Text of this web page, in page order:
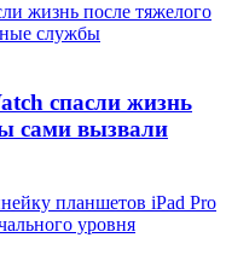
жизнь после тяжелого
службы
спасли жизнь
сами вызвали
планшетов iPad Pro
уровня